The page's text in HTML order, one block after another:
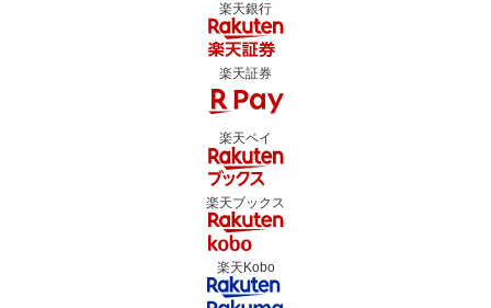
楽天銀行
楽天証券
楽天ペイ
楽天ブックス
楽天Kobo